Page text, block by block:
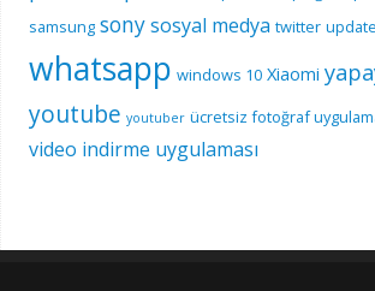
samsung sony sosyal medya twitter update
whatsapp windows 10 Xiaomi
youtube youtuber ücretsiz fotoğraf
video indirme uygulaması